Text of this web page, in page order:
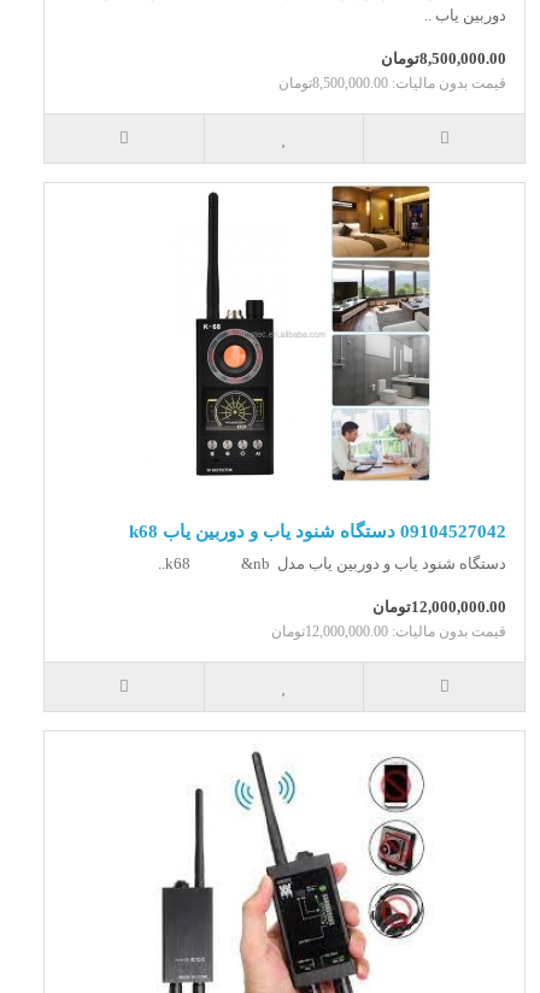
دوربین یاب ..
8,500,000.00تومان
قیمت بدون مالیات: 8,500,000.00تومان
09104527042 دستگاه شنود یاب و دوربین یاب k68
دستگاه شنود یاب و دوربین یاب مدل k68 &nb..
12,000,000.00تومان
قیمت بدون مالیات: 12,000,000.00تومان